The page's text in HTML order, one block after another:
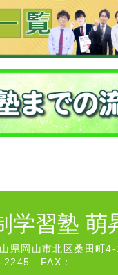
学習塾 萌
県岡山市北区桑田町4-
2245 FAX：